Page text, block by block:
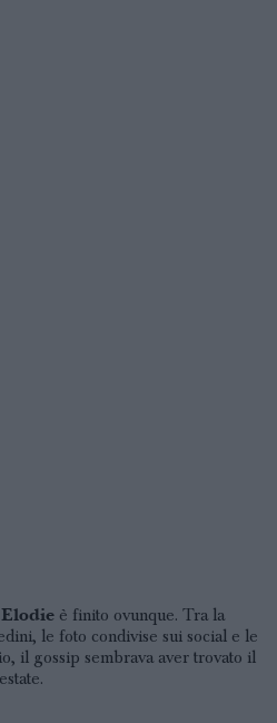
Elodie è finito ovunque. Tra la
le foto condivise sui social e le
il gossip sembrava aver trovato il